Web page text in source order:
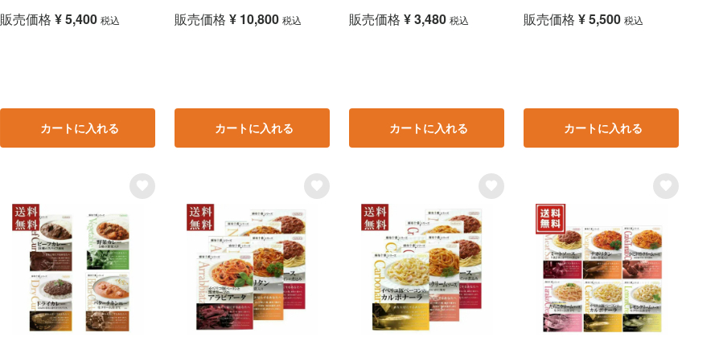
販売価格 ¥5,400 税込
カートに入れる
販売価格 ¥ 10,800 税込
カートに入れる
販売価格 ¥3,480 税込
カートに入れる
販売価格 ¥5,500 税込
カートに入れる